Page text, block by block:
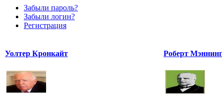
Забыли пароль?
Забыли логин?
Регистрация
Уолтер Кронкайт Роберт Мэннинг